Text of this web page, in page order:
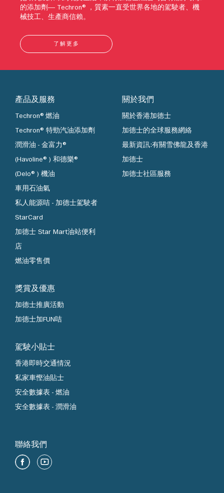
械技工、生產商信賴。
Techron®燃油
Techron® 特勁汽油添加劑
潤滑油 - 金富力®
(Havoline®) 和德樂®
(Delo®) 機油
車用石油氣
私人能源咭 - 加德士駕駛者
StarCard
加德士 Star Mart油站便利
店
燃油零售價
加德士推廣活動
加德士加FUN咭
香港即時交通情況
私家車慳油貼士
安全數據表 - 燃油
安全數據表 - 潤滑油
關於香港加德士
加德士的全球服務網絡
最新資訊:有關雪佛龍及香港
加德士
加德士社區服務